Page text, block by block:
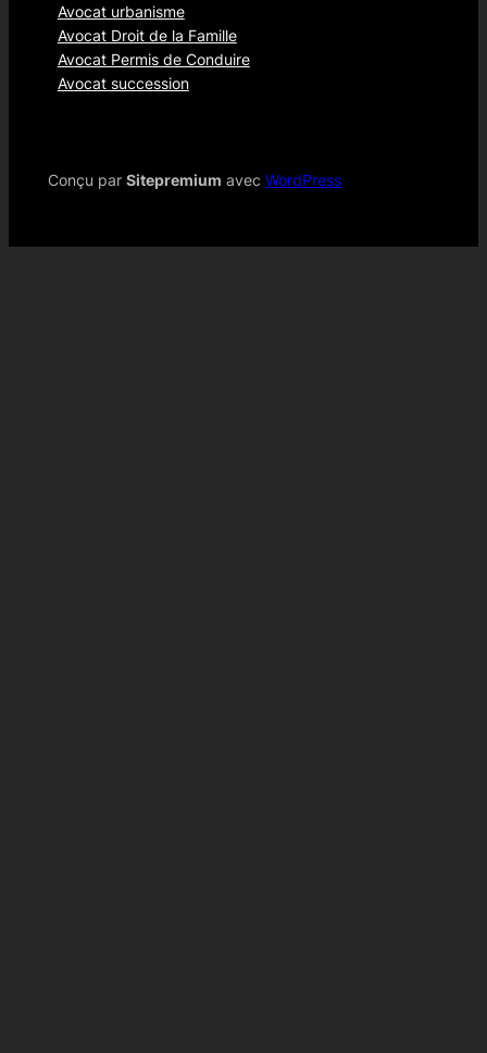
Avocat urbanisme
Avocat Droit de la Famille
Avocat Permis de Conduire
Avocat succession
Conçu par Sitepremium avec WordPress